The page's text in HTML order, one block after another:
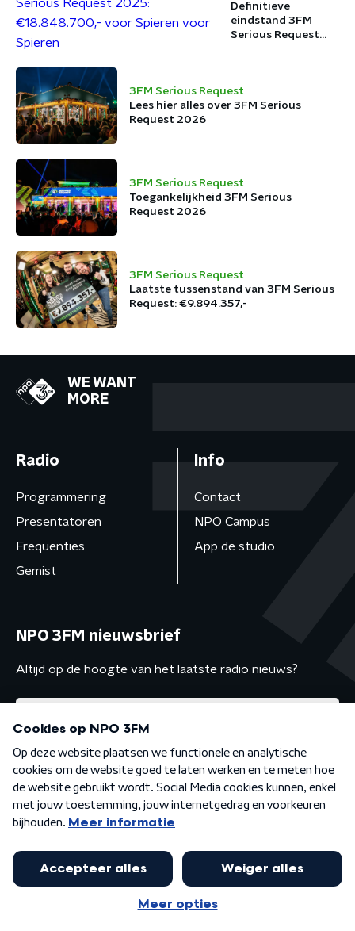
Request
Definitieve
eindstand 3FM
Serious Request
Spieren
3FM Serious Request
Lees hier alles over 3FM Serious
Request 2026
3FM Serious Request
Toegankelijkheid 3FM Serious
Request 2026
3FM Serious Request
Laatste tussenstand van 3FM Serious
Request: €9.894.357,-
WE WANT
MORE
Radio
Programmering
Presentatoren
Frequenties
Gemist
Info
Contact
NPO Campus
App de studio
NPO 3FM nieuwsbrief
Altijd op de hoogte van het laatste radio nieuws?
Algemene voorwaarden Privacybeleid